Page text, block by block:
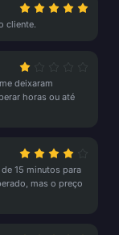
cliente.
deixaram
horas ou até
15 minutos para
mas o preço